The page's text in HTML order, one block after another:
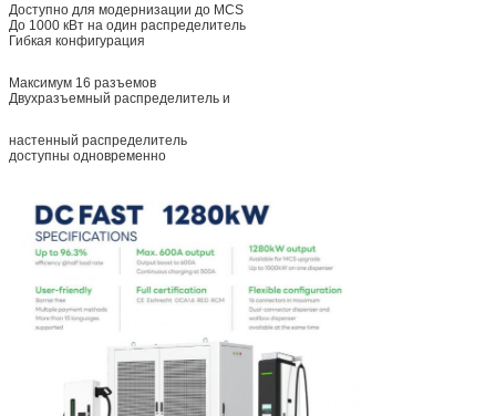
Доступно для модернизации до MCS
До 1000 кВт на один распределитель
Гибкая конфигурация
Максимум 16 разъемов
Двухразъемный распределитель и
настенный распределитель
доступны одновременно